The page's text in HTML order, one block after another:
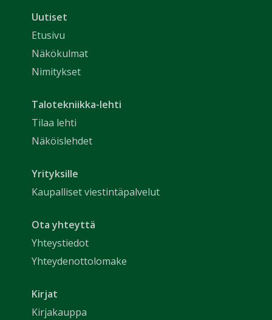
Uutiset
Etusivu
Näkökulmat
Nimitykset
Talotekniikka-lehti
Tilaa lehti
Näköislehdet
Yrityksille
Kaupalliset viestintäpalvelut
Ota yhteyttä
Yhteystiedot
Yhteydenottolomake
Kirjat
Kirjakauppa